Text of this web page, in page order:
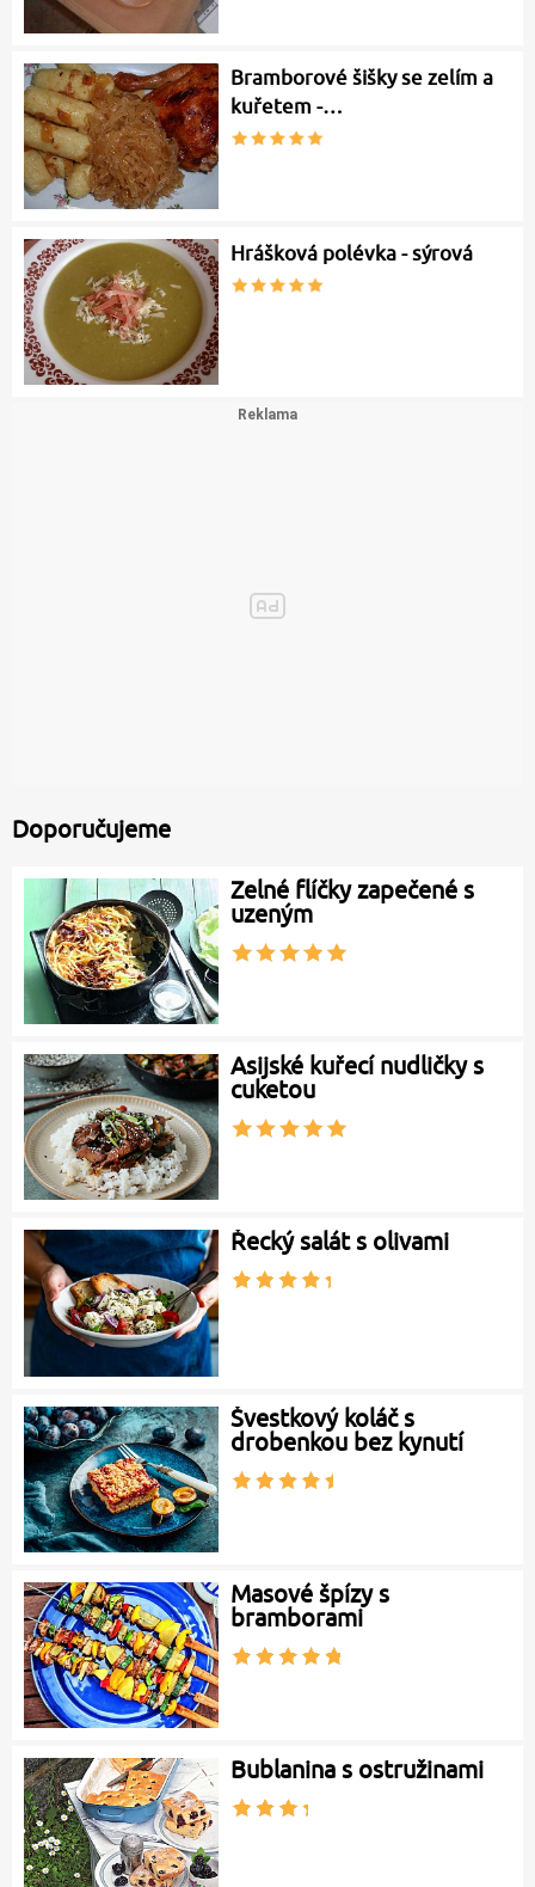
Bramborové šišky se zelím a
kuřetem -…
Hrášková polévka - sýrová
Doporučujeme
Zelné flíčky zapečené s
uzeným
Asijské kuřecí nudličky s
cuketou
Řecký salát s olivami
Švestkový koláč s
drobenkou bez kynutí
Masové špízy s
bramborami
Bublanina s ostružinami